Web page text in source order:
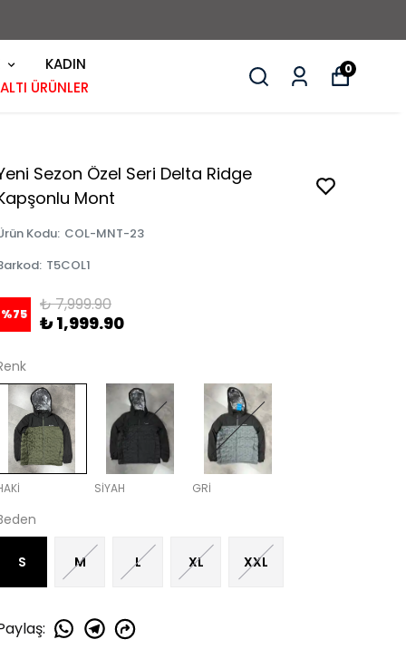
KADIN
ÜRÜNLER
0
Sezon Özel Seri Delta Ridge
Mont
Kodu: COL-MNT-23
: T5COL1
%75 ₺ 7,999.90
₺ 1,999.90
SİYAH GRİ
S M L XL XXL
: